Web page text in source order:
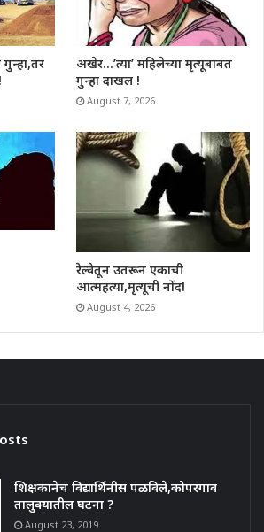
अखेर…’त्या’ महिलेच्या मृत्यूबाबत
गुन्हा दाखल !
August 7, 2026
रेल्वेतून उतरून एकाची
आत्महत्या,मृत्यूची नोंद!
August 4, 2026
शिक्षकानेच विद्यार्थिनीस पळविले,कोपरगाव
तालुक्यातील घटना ?
August 23, 2019